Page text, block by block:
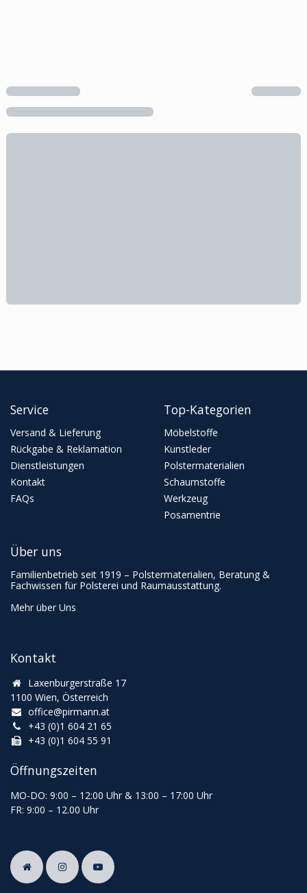
Service
Versand & Lieferung
Rückgabe & Reklamation
Dienstleistungen
Kontakt
FAQs
Top-Kategorien
Möbelstoffe
Kunstleder
Polstermaterialien
Schaumstoffe
Werkzeug
Posamentrie
Kontakt
Laxenburgerstraße 17
1100 Wien, Österreich
office@pirmann.at
+43 (0)1 604 21 65
+43 (0)1 604 55 91
Öffnungszeiten
MO-DO: 9:00 – 12:00 Uhr & 13:00 – 17:00 Uhr
FR: 9:00 – 12.00 Uhr
Über uns
Familienbetrieb seit 1919 – Polstermaterialien, Beratung &
Fachwissen für Polsterei und Raumausstattung.
Mehr über Uns